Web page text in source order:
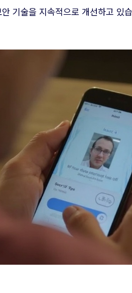
기술을 지속적으로 개선하고 있